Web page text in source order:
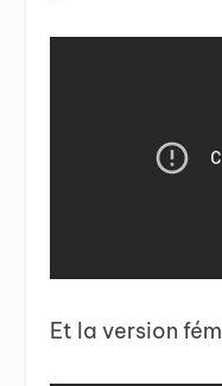
Et la version